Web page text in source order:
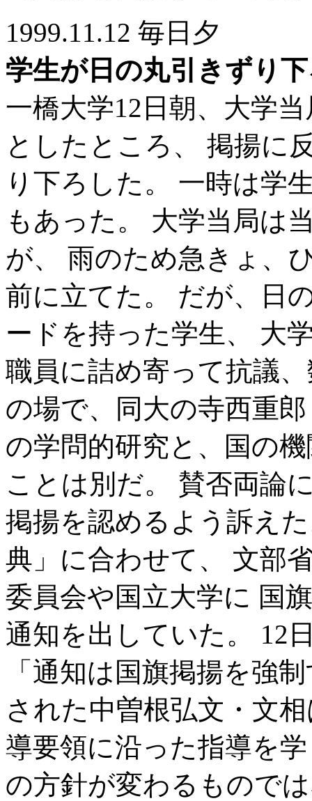
1999.11.12 毎日夕
学生が日の丸引きずり
一橋大学12日朝、大学
としたところ、 掲揚に
り下ろした。 一時は学
もあった。 大学当局は
が、 雨のため急きょ、
前に立てた。 だが、日
ードを持った学生、 大
職員に詰め寄って抗議
の場で、同大の寺西重
の学問的研究と、国の
ことは別だ。 賛否両論
掲揚を認めるよう訴え
典」に合わせて、 文部
委員会や国立大学に 国
通知を出していた。 12
「通知は国旗掲揚を強
された中曽根弘文・文
導要領に沿った指導を
の方針が変わるもので